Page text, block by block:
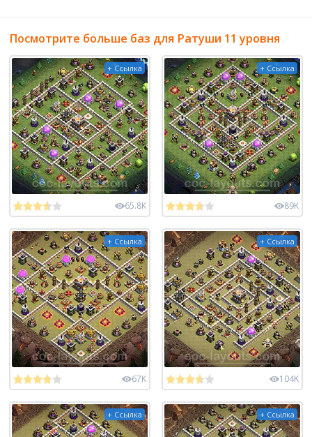
Посмотрите больше баз для Ратуши 11 уровня
+ Ссылка
65.8K
+ Ссылка
89K
+ Ссылка
67K
+ Ссылка
104K
+ Ссылка + Ссылка